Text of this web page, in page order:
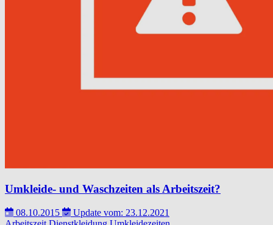
Umkleide- und Waschzeiten als Arbeitszeit?
08.10.2015
Update vom: 23.12.2021